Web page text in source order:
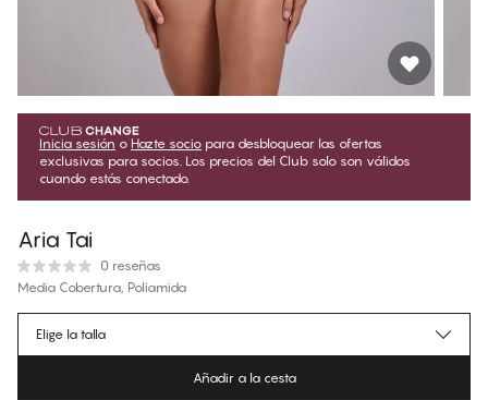
Inicia sesión o Hazte socio para desbloquear las ofertas
exclusivas para socios. Los precios del Club solo son válidos
cuando estás conectado.
Aria Tai
0 reseñas
Media Cobertura, Poliamida
€22.95 Precio regular
Elige la talla
Añadir a la cesta